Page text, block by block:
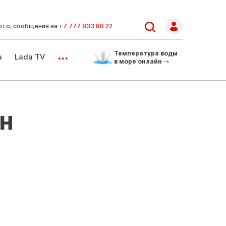
сообщения на +7 777 833 88 22
Lada TV ...
Температура воды
в море онлайн